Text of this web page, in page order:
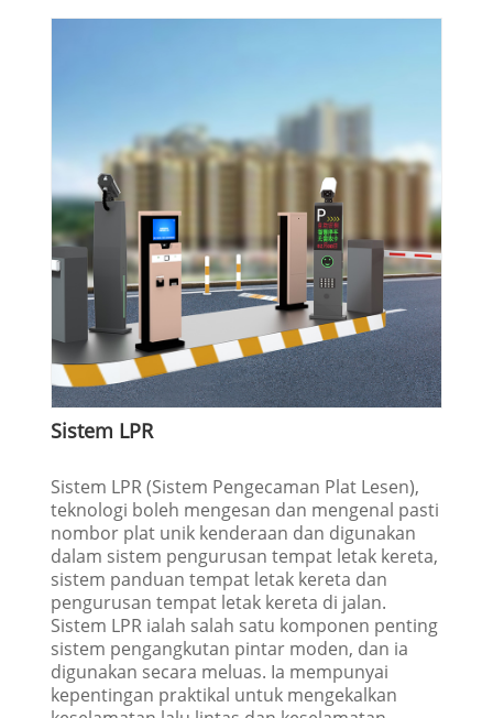
Sistem LPR
Sistem LPR (Sistem Pengecaman Plat Lesen),
teknologi boleh mengesan dan mengenal pasti
nombor plat unik kenderaan dan digunakan
dalam sistem pengurusan tempat letak kereta,
sistem panduan tempat letak kereta dan
pengurusan tempat letak kereta di jalan.
Sistem LPR ialah salah satu komponen penting
sistem pengangkutan pintar moden, dan ia
digunakan secara meluas. Ia mempunyai
kepentingan praktikal untuk mengekalkan